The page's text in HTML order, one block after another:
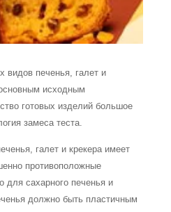
видов печенья, галет и
исходным
готовых изделий большое
замеса теста.
галет и крекера имеет
противоположные
для сахарного печенья и
должно быть пластичным